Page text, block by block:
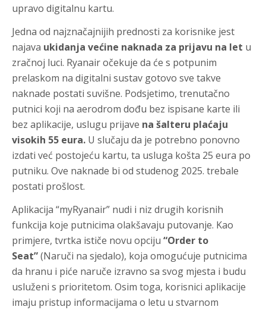
upravo digitalnu kartu.
Jedna od najznačajnijih prednosti za korisnike jest
najava ukidanja većine naknada za prijavu na let u
zračnoj luci. Ryanair očekuje da će s potpunim
prelaskom na digitalni sustav gotovo sve takve
naknade postati suvišne. Podsjetimo, trenutačno
putnici koji na aerodrom dođu bez ispisane karte ili
bez aplikacije, uslugu prijave na šalteru plaćaju
visokih 55 eura. U slučaju da je potrebno ponovno
izdati već postojeću kartu, ta usluga košta 25 eura po
putniku. Ove naknade bi od studenog 2025. trebale
postati prošlost.
Aplikacija “myRyanair” nudi i niz drugih korisnih
funkcija koje putnicima olakšavaju putovanje. Kao
primjere, tvrtka ističe novu opciju “Order to
Seat”(Naruči na sjedalo), koja omogućuje putnicima
da hranu i piće naruče izravno sa svog mjesta i budu
usluženi s prioritetom. Osim toga, korisnici aplikacije
imaju pristup informacijama o letu u stvarnom